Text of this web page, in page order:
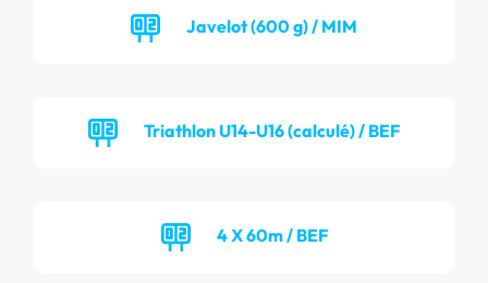
Javelot (600 g) / MIM
Triathlon U14-U16 (calculé) / BEF
4 X 60m / BEF